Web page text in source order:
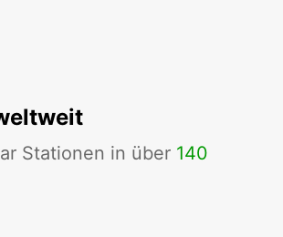
Stationen in über 140